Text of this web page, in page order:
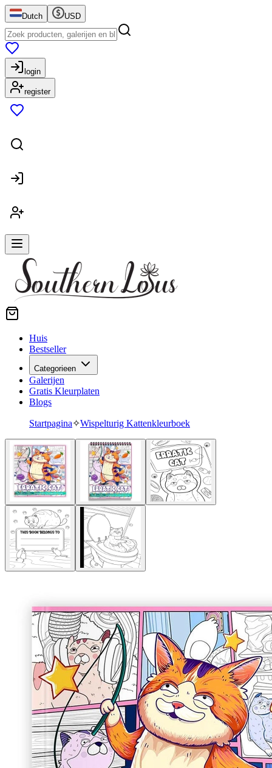
Dutch USD
login
register
Huis
Bestseller
Categorieen
Galerijen
Gratis Kleurplaten
Blogs
Startpagina✧Wispelturig Kattenkleurboek